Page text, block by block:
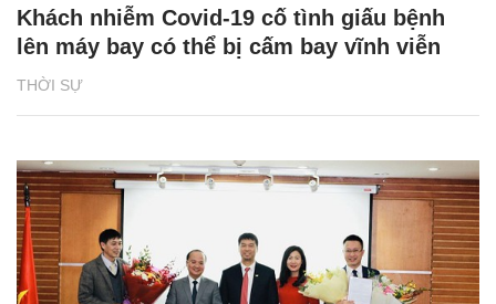
THỜI SỰ
Khách nhiễm Covid-19 cố tình giấu bệnh
lên máy bay có thể bị cấm bay vĩnh viễn